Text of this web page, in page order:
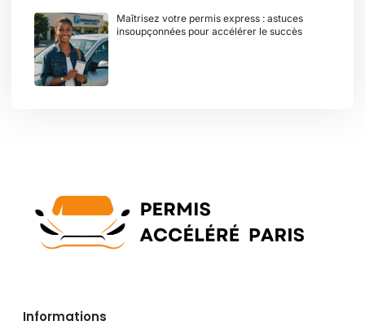
Maîtrisez votre permis express : astuces
insoupçonnées pour accélérer le succès
Informations